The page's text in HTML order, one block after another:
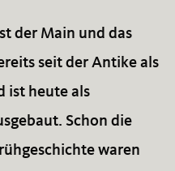
der Main und das
seit der Antike als
ist heute als
Schon die
waren